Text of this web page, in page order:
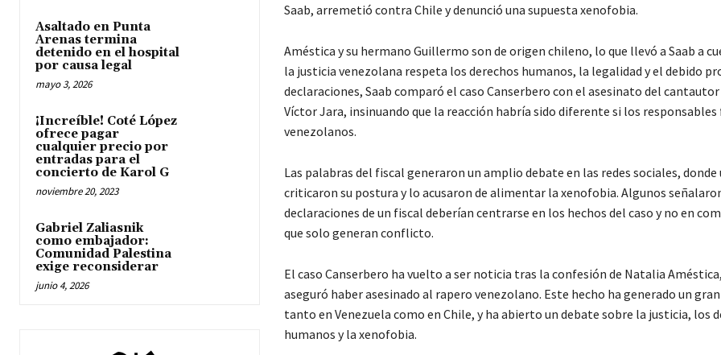
Asaltado en Punta
Arenas termina
detenido en el hospital
por causa legal
mayo 3, 2026
¡Increíble! Coté López
ofrece pagar
cualquier precio por
entradas para el
concierto de Karol G
noviembre 20, 2023
Gabriel Zaliasnik
como embajador:
Comunidad Palestina
exige reconsiderar
junio 4, 2026
Saab, arremetió contra Chile y denunció una supuesta xenofobia.
Améstica y su hermano Guillermo son de origen chileno, lo que llevó a Saab a
la justicia venezolana respeta los derechos humanos, la legalidad y el debido
declaraciones, Saab comparó el caso Canserbero con el asesinato del
Víctor Jara, insinuando que la reacción habría sido diferente si los responsables
venezolanos.
Las palabras del fiscal generaron un amplio debate en las redes sociales, donde
criticaron su postura y lo acusaron de alimentar la xenofobia. Algunos
declaraciones de un fiscal deberían centrarse en los hechos del caso y no en
que solo generan conflicto.
El caso Canserbero ha vuelto a ser noticia tras la confesión de Natalia
aseguró haber asesinado al rapero venezolano. Este hecho ha generado un
tanto en Venezuela como en Chile, y ha abierto un debate sobre la justicia, los
humanos y la xenofobia.